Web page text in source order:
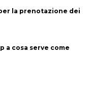
la prenotazione dei
a cosa serve come